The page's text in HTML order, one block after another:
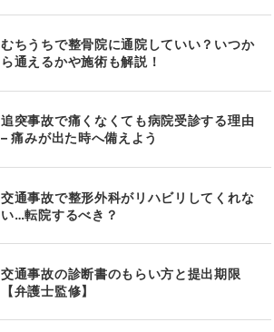
むちうちで整骨院に通院していい？いつか
ら通えるかや施術も解説！
追突事故で痛くなくても病院受診する理由
– 痛みが出た時へ備えよう
交通事故で整形外科がリハビリしてくれな
い…転院するべき？
交通事故の診断書のもらい方と提出期限
【弁護士監修】